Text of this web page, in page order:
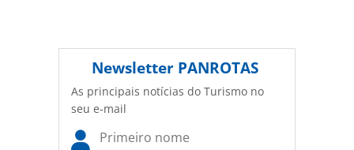
Newsletter PANROTAS
As principais notícias do Turismo no
seu e-mail